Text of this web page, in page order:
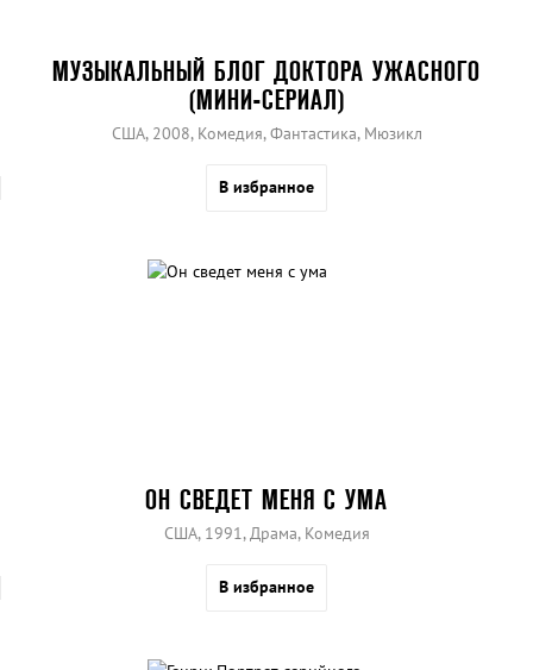
МУЗЫКАЛЬНЫЙ БЛОГ ДОКТОРА УЖАСНОГО
(МИНИ-СЕРИАЛ)
США, 2008, Комедия, Фантастика, Мюзикл
В избранное
ОН СВЕДЕТ МЕНЯ С УМА
США, 1991, Драма, Комедия
В избранное